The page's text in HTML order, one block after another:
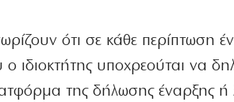
ότι σε κάθε περίπτωση
ιδιοκτήτης υποχρεούται να
της δήλωσης έναρξης ή